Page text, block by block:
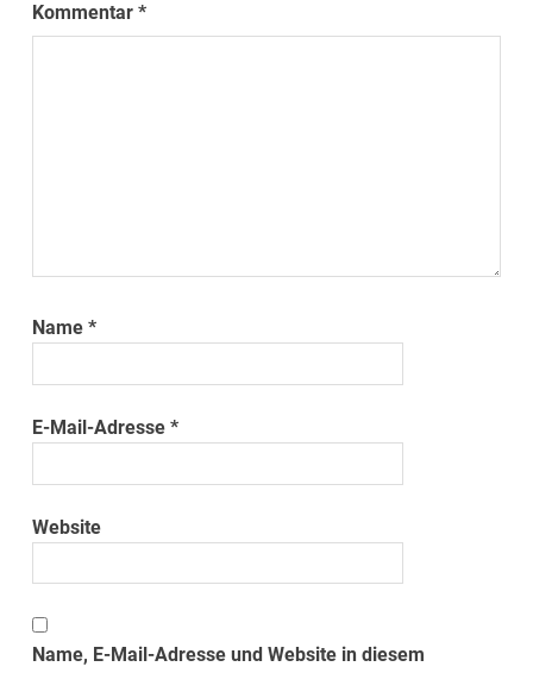
Kommentar*
Name*
E-Mail-Adresse*
Website
Name, E-Mail-Adresse und Website in diesem